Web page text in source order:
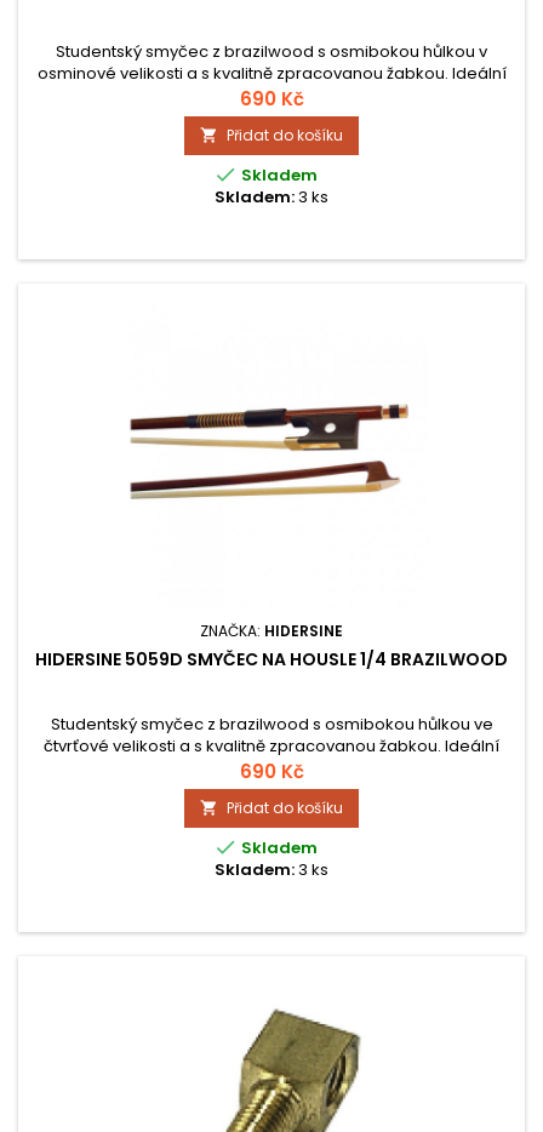
Studentský smyčec z brazilwood s osmibokou hůlkou v
osminové velikosti a s kvalitně zpracovanou žabkou. Ideální
volba pro začátečníky.
690 Kč
 Přidat do košíku
 Skladem
Skladem:3 ks
ZNAČKA: HIDERSINE
HIDERSINE 5059D SMYČEC NA HOUSLE 1/4 BRAZILWOOD
Studentský smyčec z brazilwood s osmibokou hůlkou ve
čtvrťové velikosti a s kvalitně zpracovanou žabkou. Ideální
volba pro začátečníky.
690 Kč
 Přidat do košíku
 Skladem
Skladem:3 ks